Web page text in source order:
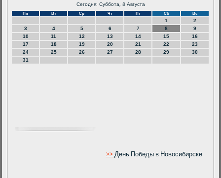
Сегодня: Суббота, 8 Августа
Пн Вт Ср Чт Пт Сб Вс
1
2
3
4 5 6 7 8
9
10
11 12 13 14 15
16
17
18 19 20 21 22
23
24
25 26 27 28 29
30
31
>>День Победы в Новосибирске